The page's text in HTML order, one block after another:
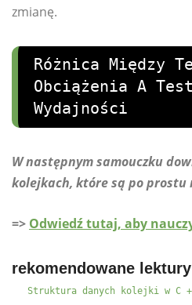
zmianę.
Różnica Między
Obciążenia A
Wydajności
W następnym samouczku
kolejkach, które są po prostu
=> Odwiedź tutaj, aby
rekomendowane lektury
Struktura danych kolejki w C